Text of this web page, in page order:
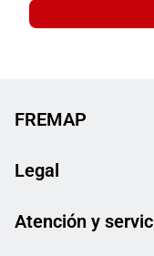
FREMAP
Legal
Atención y